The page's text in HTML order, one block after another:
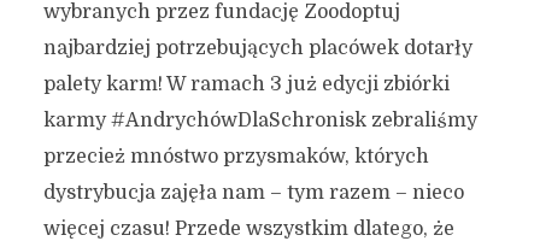
wybranych przez fundację Zoodoptuj
najbardziej potrzebujących placówek dotarły
palety karm! W ramach 3 już edycji zbiórki
karmy #AndrychówDlaSchronisk zebraliśmy
przecież mnóstwo przysmaków, których
dystrybucja zajęła nam – tym razem – nieco
więcej czasu! Przede wszystkim dlatego, że